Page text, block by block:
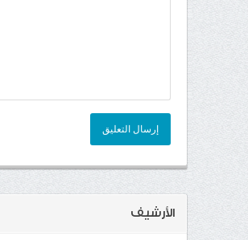
إرسال التعليق
الأرشيف